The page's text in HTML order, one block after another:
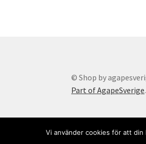
© Shop by
Part of AgapeSverige.
Vi använder cookies för att